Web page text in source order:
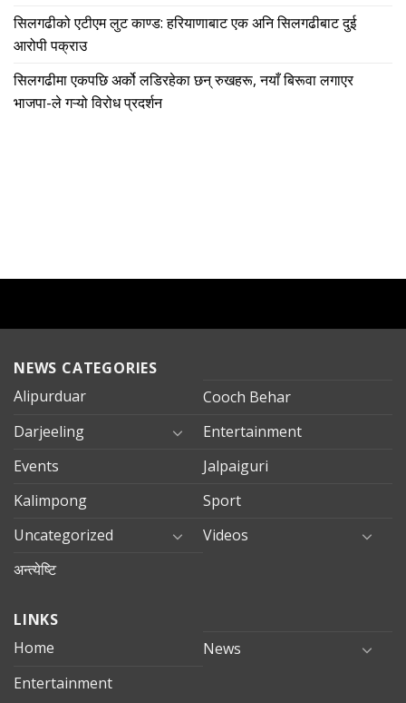
सिलगढीको एटीएम लुट काण्ड: हरियाणाबाट एक अनि सिलगढीबाट दुई
आरोपी पक्राउ
सिलगढीमा एकपछि अर्को लडिरहेका छन् रुखहरू, नयाँ बिरूवा लगाएर
भाजपा-ले गऱ्यो विरोध प्रदर्शन
NEWS CATEGORIES
Alipurduar
Cooch Behar
Darjeeling
Entertainment
Events
Jalpaiguri
Kalimpong
Sport
Uncategorized
Videos
अन्त्येष्टि
LINKS
Home
News
Entertainment